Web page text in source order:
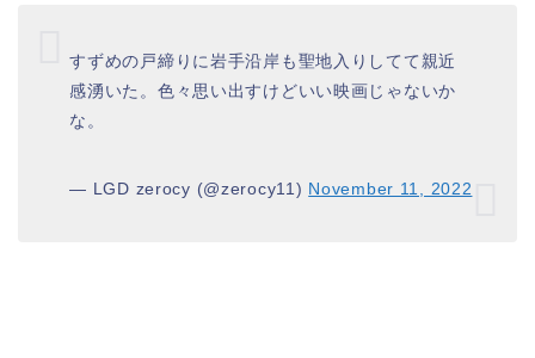
すずめの戸締りに岩手沿岸も聖地入りしてて親近
感湧いた。色々思い出すけどいい映画じゃないか
な。
— LGD zerocy (@zerocy11) November 11, 2022